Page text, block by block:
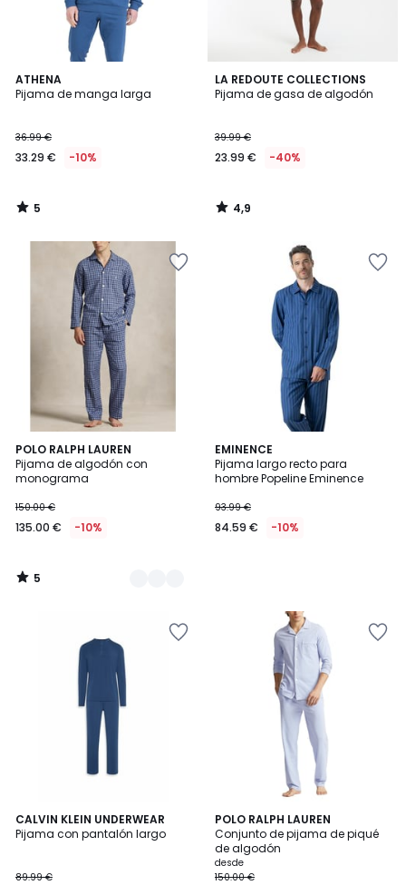
ATHENA
Pijama de manga larga
36.99 €
33.29 € -10%
5
/
5
/
LA REDOUTE COLLECTIONS
Pijama de gasa de algodón
39.99 €
23.99 € -40%
4,9
/ 5
4,9
/
POLO RALPH LAUREN
Pijama de algodón con
monograma
150.00 €
135.00 € -10%
5
/
5
3
Colores
5
/
EMINENCE
Pijama largo recto para
hombre Popeline Eminence
93.99 €
84.59 € -10%
CALVIN KLEIN UNDERWEAR
Pijama con pantalón largo
89.99 €
POLO RALPH LAUREN
Conjunto de pijama de piqué
de algodón
desde
150.00 €
3,9
/ 5
2
Colores